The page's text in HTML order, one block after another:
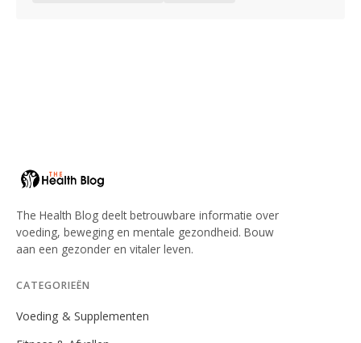
The Health Blog deelt betrouwbare informatie over
voeding, beweging en mentale gezondheid. Bouw
aan een gezonder en vitaler leven.
CATEGORIEËN
Voeding & Supplementen